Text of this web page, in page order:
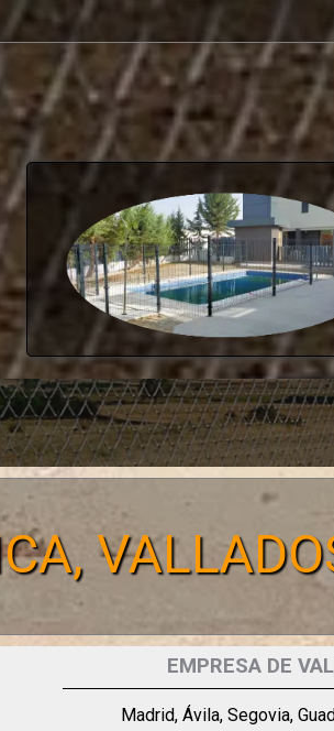
EMPRESA DE
Madrid, Ávila, Segovia,